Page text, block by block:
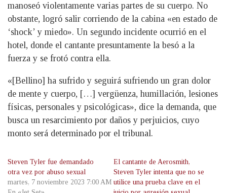
manoseó violentamente varias partes de su cuerpo. No
obstante, logró salir corriendo de la cabina «en estado de
‘shock’ y miedo». Un segundo incidente ocurrió en el
hotel, donde el cantante presuntamente la besó a la
fuerza y se frotó contra ella.
«[Bellino] ha sufrido y seguirá sufriendo un gran dolor
de mente y cuerpo, […] vergüenza, humillación, lesiones
físicas, personales y psicológicas», dice la demanda, que
busca un resarcimiento por daños y perjuicios, cuyo
monto será determinado por el tribunal.
Steven Tyler fue demandado
otra vez por abuso sexual
martes, 7 noviembre 2023 7:00 AM
El cantante de Aerosmith,
Steven Tyler intenta que no se
utilice una prueba clave en el